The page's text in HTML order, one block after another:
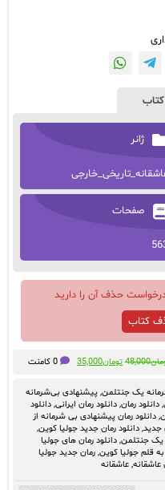
ژانر
صفحات
حذف آن را دارید
کتاب
48,000 قیمت
بود.
تومان35,000قیمت0 کامنت
یک جنتلمن, پیشنهادی بی‌شرمانه
, دانلود رمان, دانلود رمان ایرانی, دانلود
, دانلود رمان پیشنهادی بی شرمانه از
جدید, دانلود رمان جدید جولیا کوین,
یک جنتلمن, دانلود رمان های جولیا
قلم جولیا کوین, رمان جدید جولیا
عاشقانه, عاشقانه